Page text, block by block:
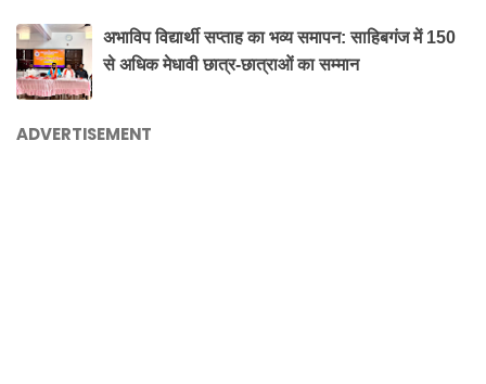
अभाविप विद्यार्थी सप्ताह का भव्य समापन: साहिबगंज में 150
से अधिक मेधावी छात्र-छात्राओं का सम्मान
ADVERTISEMENT